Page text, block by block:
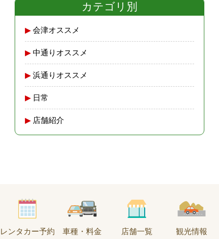
カテゴリ別
会津オススメ
中通りオススメ
浜通りオススメ
日常
店舗紹介
レンタカー予約 車種・料金 店舗一覧 観光情報